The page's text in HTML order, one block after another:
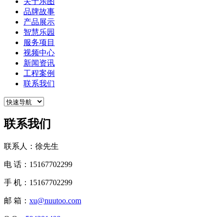
品牌故事
产品展示
智慧乐园
服务项目
视频中心
新闻资讯
工程案例
联系我们
联系我们
联系人：徐先生
电 话：15167702299
手 机：15167702299
邮 箱： xu@nuutoo.com